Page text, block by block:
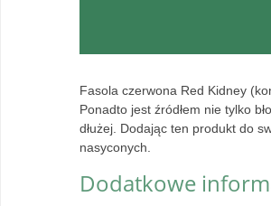
Fasola czerwona Red Kidney
Ponadto jest źródłem nie tylko
dłużej. Dodając ten produkt do
nasyconych.
Dodatkowe